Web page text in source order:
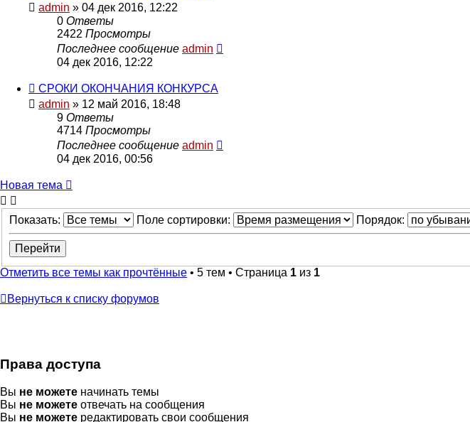
admin » 04 дек 2016, 12:22
0 Ответы
2422 Просмотры
Последнее сообщение admin
04 дек 2016, 12:22
СРОКИ ОКОНЧАНИЯ КОНКУРСА
admin » 12 май 2016, 18:48
9 Ответы
4714 Просмотры
Последнее сообщение admin
04 дек 2016, 00:56
Новая
тема
Новая тема
Показать: Поле сортировки: Порядок:
Отметить все темы как прочтённые • 5 тем • Страница 1 из 1
Вернуться к списку форумов
Права доступа
Вы не можете начинать темы
Вы не можете отвечать на сообщения
Вы не можете редактировать свои сообщения